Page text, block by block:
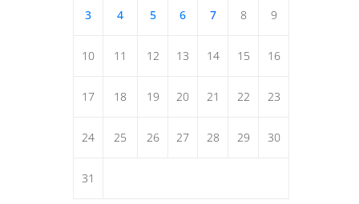
3 4 5 6 7 8 9
10 11 12 13 14 15 16
17 18 19 20 21 22 23
24 25 26 27 28 29 30
31